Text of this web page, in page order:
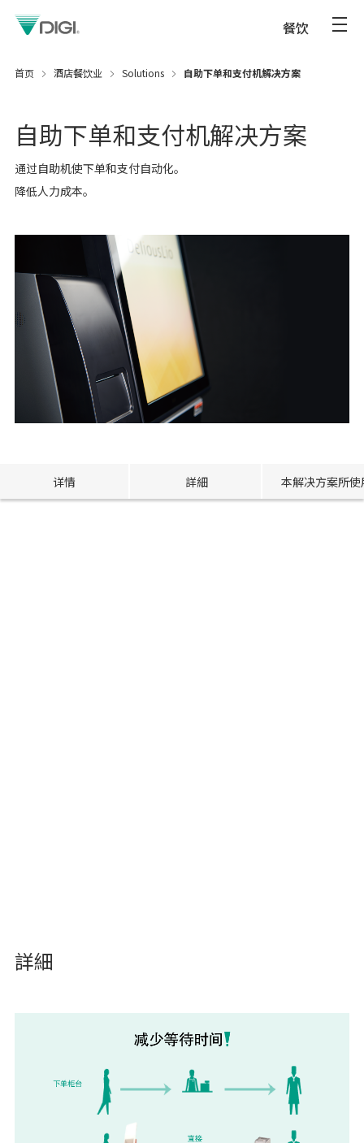
餐饮
首页 酒店餐饮业 Solutions 自助下单和支付机解决方案
自助下单和支付机解决方案
通过自助机使下单和支付自动化。
降低人力成本。
详情 詳細 本解决方案所
詳細